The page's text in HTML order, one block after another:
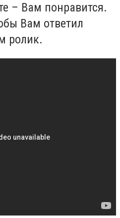
– Вам понравится.
Вам ответил
ролик.